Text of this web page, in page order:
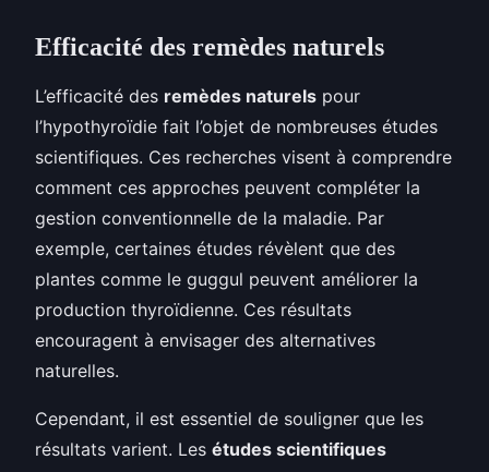
Efficacité des remèdes naturels
L’efficacité des remèdes naturels pour
l’hypothyroïdie fait l’objet de nombreuses études
scientifiques. Ces recherches visent à comprendre
comment ces approches peuvent compléter la
gestion conventionnelle de la maladie. Par
exemple, certaines études révèlent que des
plantes comme le guggul peuvent améliorer la
production thyroïdienne. Ces résultats
encouragent à envisager des alternatives
naturelles.
Cependant, il est essentiel de souligner que les
résultats varient. Les études scientifiques